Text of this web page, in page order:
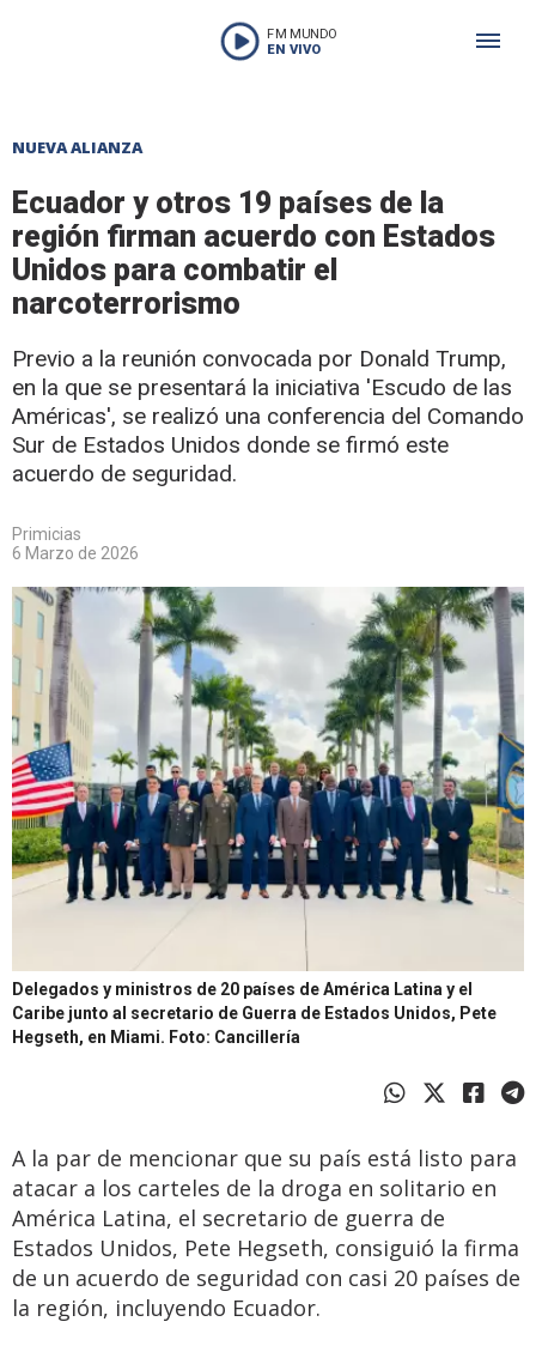
FM MUNDO
EN VIVO
NUEVA ALIANZA
Ecuador y otros 19 países de la
región firman acuerdo con Estados
Unidos para combatir el
narcoterrorismo
Previo a la reunión convocada por Donald Trump,
en la que se presentará la iniciativa 'Escudo de las
Américas', se realizó una conferencia del Comando
Sur de Estados Unidos donde se firmó este
acuerdo de seguridad.
Primicias
6 Marzo de 2026
Delegados y ministros de 20 países de América Latina y el
Caribe junto al secretario de Guerra de Estados Unidos, Pete
Hegseth, en Miami. Foto: Cancillería
A la par de mencionar que su país está listo para
atacar a los carteles de la droga en solitario en
América Latina, el secretario de guerra de
Estados Unidos, Pete Hegseth, consiguió la firma
de un acuerdo de seguridad con casi 20 países de
la región, incluyendo Ecuador.